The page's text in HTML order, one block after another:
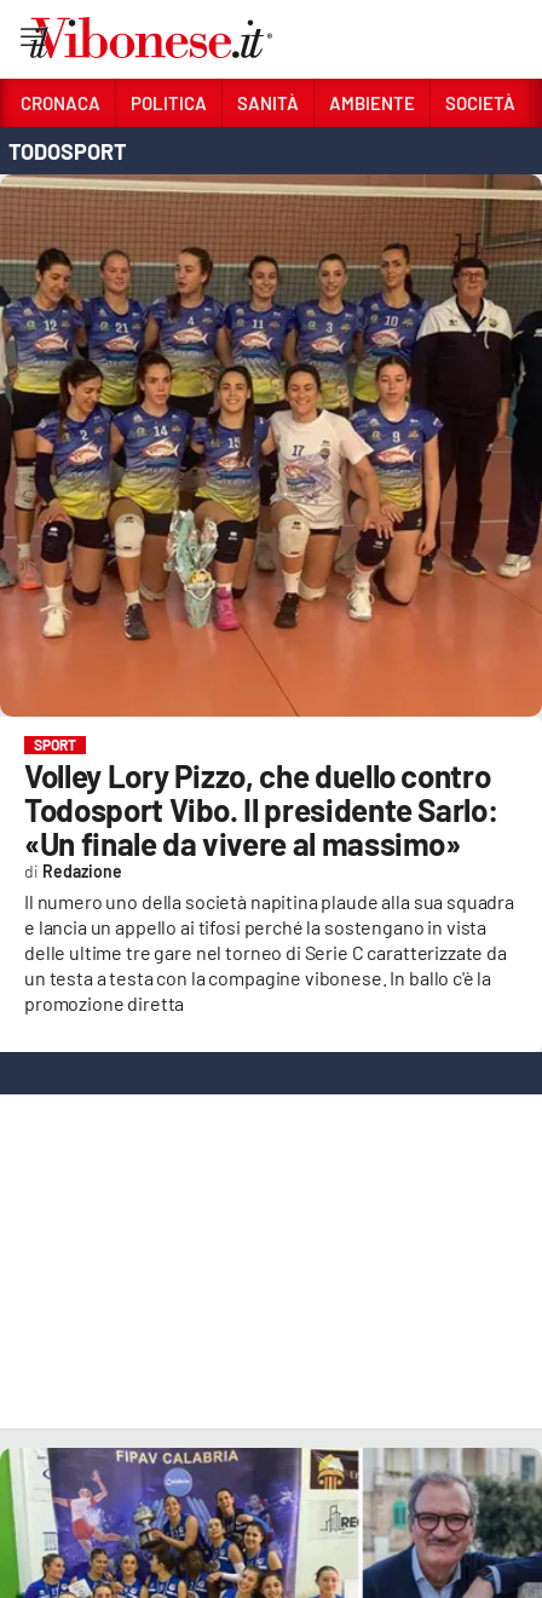
Sezioni
CRONACA
POLITICA
SANITÀ
AMBIENTE
SOCIETÀ
CULTURA
ECONOMIA E LAVORO
EVENTI
SPORT
LAC TV
LAC NETWORK
LAC ONAIR
LaC
Network
LACPLAY.IT
LACTV.IT
App
ANDROID
APPLE
CRONACA POLITICA SANITÀ AMBIENTE SOCIETÀ
TODOSPORT
SPORT
Volley Lory Pizzo, che duello contro
Todosport Vibo. Il presidente Sarlo:
«Un finale da vivere al massimo»
Il numero uno della società napitina plaude alla sua squadra
e lancia un appello ai tifosi perché la sostengano in vista
delle ultime tre gare nel torneo di Serie C caratterizzate da
un testa a testa con la compagine vibonese. In ballo c'è la
promozione diretta
Redazione